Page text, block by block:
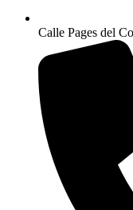
Calle Pages del